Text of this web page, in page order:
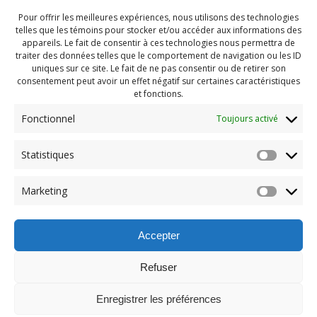
Pour offrir les meilleures expériences, nous utilisons des technologies
telles que les témoins pour stocker et/ou accéder aux informations des
appareils. Le fait de consentir à ces technologies nous permettra de
traiter des données telles que le comportement de navigation ou les ID
uniques sur ce site. Le fait de ne pas consentir ou de retirer son
consentement peut avoir un effet négatif sur certaines caractéristiques
et fonctions.
Fonctionnel Toujours activé
Statistiques
Marketing
Accepter
Refuser
Enregistrer les préférences
Navigation
de
l'article
Previous
Camp hiver 2025 (83)
© 2026 Maison des Jeunes de Boucherville.